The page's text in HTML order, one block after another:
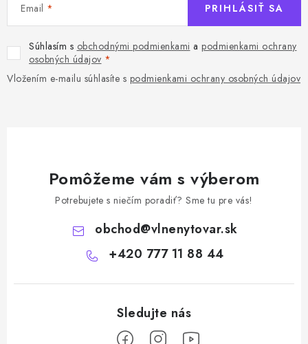
Email
Súhlasím s obchodnými podmienkami a podmienkami ochrany
osobných údajov
Vložením e-mailu súhlasíte s podmienkami ochrany osobných údajov
PRIHLÁSIŤ SA
Pomôžeme vám s výberom
Potrebujete s niečím poradiť? Sme tu pre vás!
obchod@vlnenytovar.sk
+420 777 11 88 44